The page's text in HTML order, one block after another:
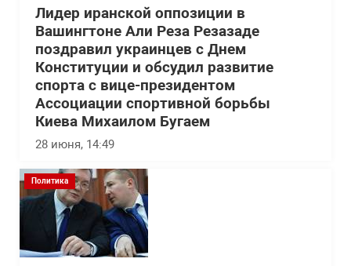
Лидер иранской оппозиции в
Вашингтоне Али Реза Резазаде
поздравил украинцев с Днем
Конституции и обсудил развитие
спорта с вице-президентом
Ассоциации спортивной борьбы
Киева Михаилом Бугаем
28 июня, 14:49
Политика